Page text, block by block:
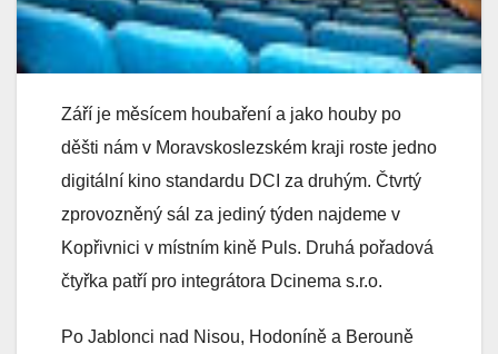
Září je měsícem houbaření a jako houby po
děšti nám v Moravskoslezském kraji roste jedno
digitální kino standardu DCI za druhým. Čtvrtý
zprovozněný sál za jediný týden najdeme v
Kopřivnici v místním kině Puls. Druhá pořadová
čtyřka patří pro integrátora Dcinema s.r.o.
Po Jablonci nad Nisou, Hodoníně a Berouně